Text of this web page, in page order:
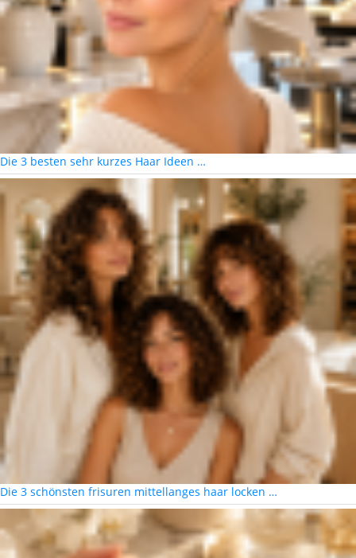
Die 3 besten sehr kurzes Haar Ideen …
Die 3 schönsten frisuren mittellanges haar locken …